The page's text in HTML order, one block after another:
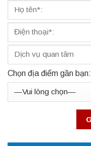
Chọn địa điểm gần bạn: